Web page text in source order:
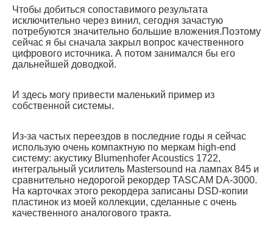
Чтобы добиться сопоставимого результата
исключительно через винил, сегодня зачастую
потребуются значительно большие вложения.Поэтому
сейчас я бы сначала закрыл вопрос качественного
цифрового источника. А потом занимался бы его
дальнейшей доводкой.
И здесь могу привести маленький пример из
собственной системы.
Из-за частых переездов в последние годы я сейчас
использую очень компактную по меркам high-end
систему: акустику Blumenhofer Acoustics 1722,
интегральный усилитель Mastersound на лампах 845 и
сравнительно недорогой рекордер TASCAM DA-3000.
На карточках этого рекордера записаны DSD-копии
пластинок из моей коллекции, сделанные с очень
качественного аналогового тракта.